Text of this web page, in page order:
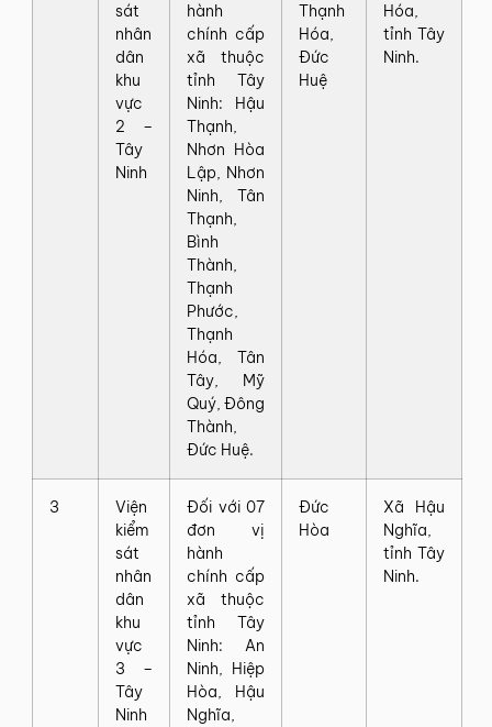
sát
nhân
dân
khu
vực
2 –
Tây
Ninh
hành
chính cấp
xã thuộc
tỉnh Tây
Ninh: Hậu
Thạnh,
Nhơn Hòa
Lập, Nhơn
Ninh, Tân
Thạnh,
Bình
Thành,
Thạnh
Phước,
Thạnh
Hóa, Tân
Tây, Mỹ
Quý, Đông
Thành,
Đức Huệ.
Thạnh
Hóa,
Đức
Huệ
Hóa,
tỉnh Tây
Ninh.
3
Viện
kiểm
sát
nhân
dân
khu
vực
3 –
Tây
Ninh
Đối với 07
đơn vị
hành
chính cấp
xã thuộc
tỉnh Tây
Ninh: An
Ninh, Hiệp
Hòa, Hậu
Nghĩa,
Đức
Hòa
Xã Hậu
Nghĩa,
tỉnh Tây
Ninh.